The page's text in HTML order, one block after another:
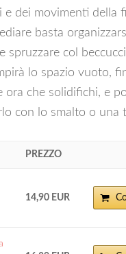
dei movimenti della
basta
spruzzare col
lo spazio vuoto,
ora che solidifichi, e
con lo smalto o una
PREZZO
14,90 EUR